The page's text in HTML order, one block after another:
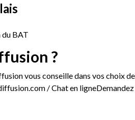
du BAT
?
vous conseille dans vos choix
/Chat en